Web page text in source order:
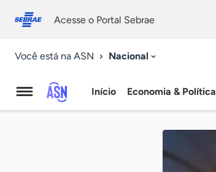
conosco
Acesse o Portal Sebrae
Você está na ASN Nacional
Agência
Início Economia & Política